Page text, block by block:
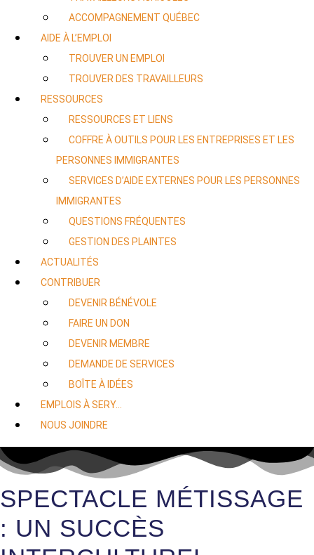
ACCOMPAGNEMENT QUÉBEC
AIDE À L’EMPLOI
TROUVER UN EMPLOI
TROUVER DES TRAVAILLEURS
RESSOURCES
RESSOURCES ET LIENS
COFFRE À OUTILS POUR LES ENTREPRISES ET LES
PERSONNES IMMIGRANTES
SERVICES D’AIDE EXTERNES POUR LES PERSONNES
IMMIGRANTES
QUESTIONS FRÉQUENTES
GESTION DES PLAINTES
ACTUALITÉS
CONTRIBUER
DEVENIR BÉNÉVOLE
FAIRE UN DON
DEVENIR MEMBRE
DEMANDE DE SERVICES
BOÎTE À IDÉES
EMPLOIS À SERY…
NOUS JOINDRE
SPECTACLE MÉTISSAGE
: UN SUCCÈS